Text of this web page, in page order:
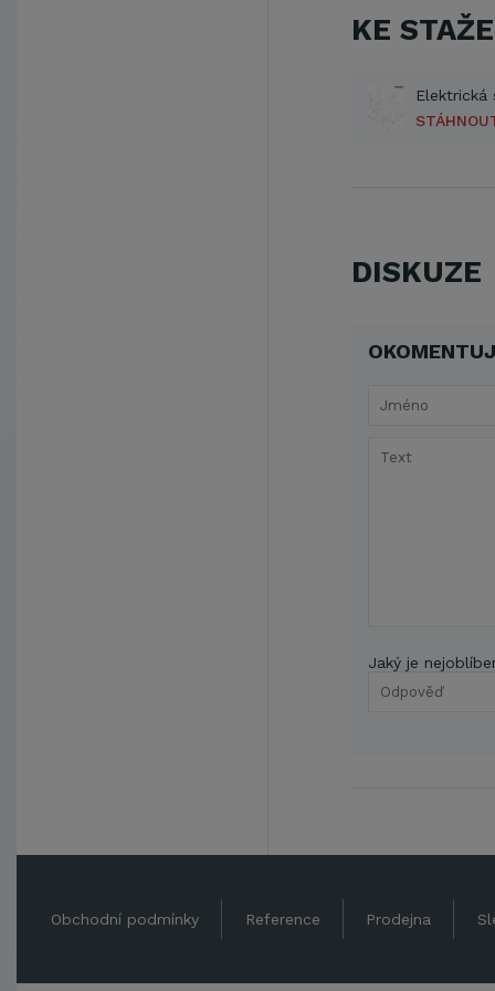
KE
DISKUZE
Jaký je
Obchodní podmínky Reference Prodejna